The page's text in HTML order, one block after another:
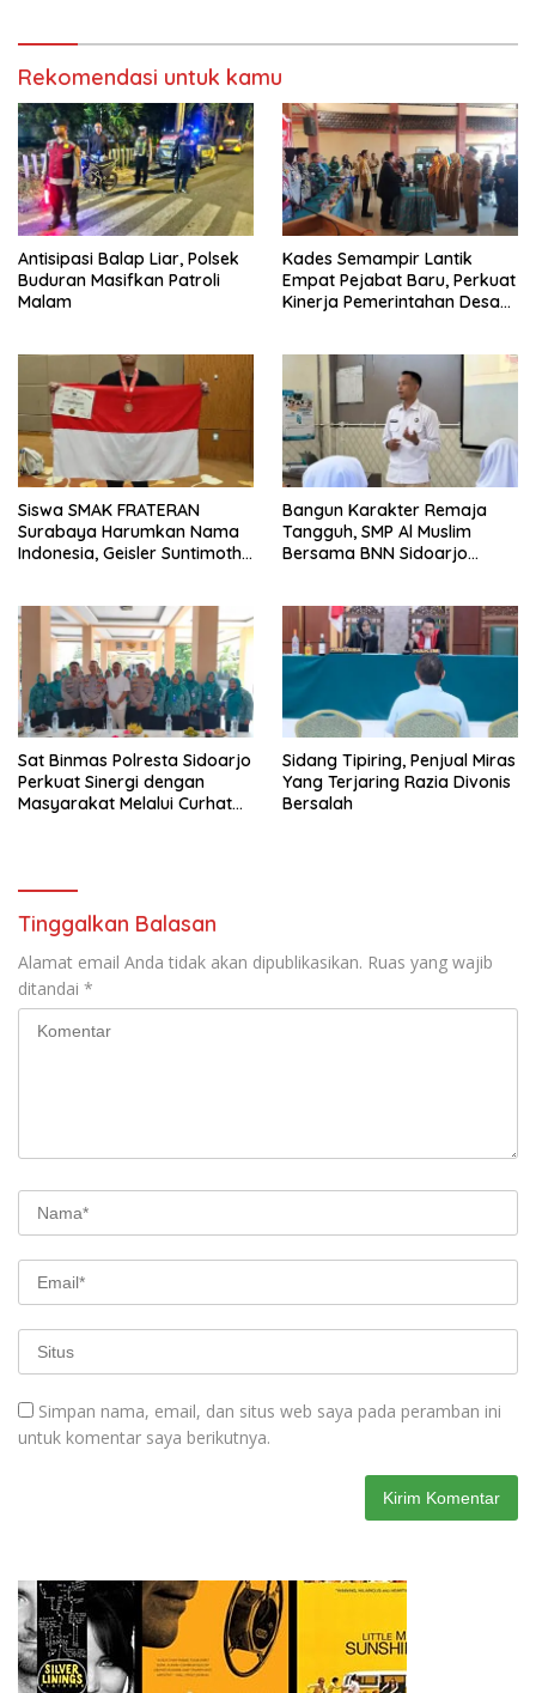
Rekomendasi untuk kamu
Antisipasi Balap Liar, Polsek
Buduran Masifkan Patroli
Malam
Kades Semampir Lantik
Empat Pejabat Baru, Perkuat
Kinerja Pemerintahan Desa
Siswa SMAK FRATERAN
Surabaya Harumkan Nama
Indonesia, Geisler Suntimothy
Bangun Karakter Remaja
Tangguh, SMP Al Muslim
Bersama BNN Sidoarjo
Sat Binmas Polresta Sidoarjo
Perkuat Sinergi dengan
Masyarakat Melalui Curhat
Sidang Tipiring, Penjual Miras
Yang Terjaring Razia Divonis
Bersalah
Tinggalkan Balasan
Alamat email Anda tidak akan dipublikasikan. Ruas yang wajib
ditandai *
Simpan nama, email, dan situs web saya pada peramban ini
untuk komentar saya berikutnya.